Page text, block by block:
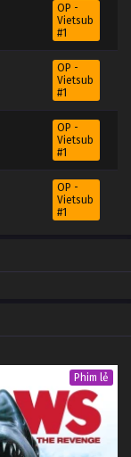
OP -
Vietsub
#1
OP -
Vietsub
#1
OP -
Vietsub
#1
OP -
Vietsub
#1
#1
OP -
Vietsub
#1
OP -
Vietsub
Phim lẻ